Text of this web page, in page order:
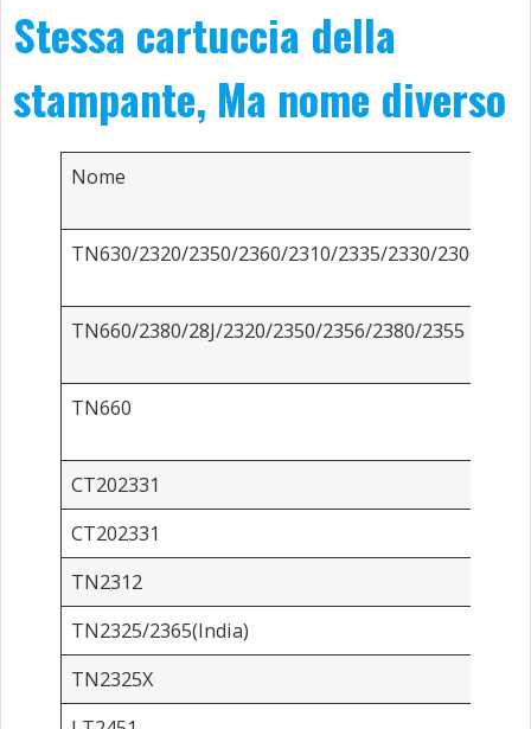
Stessa cartuccia della
stampante, Ma nome diverso
Nome
TN630/2320/2350/2360/2310/2335/2330/2306/2305
TN660/2380/28J/2320/2350/2356/2380/2355
TN660
CT202331
CT202331
TN2312
TN2325/2365(India)
TN2325X